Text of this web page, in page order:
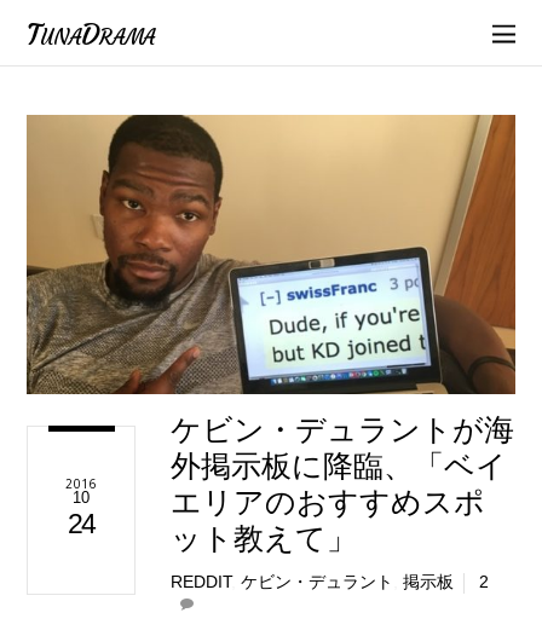
TunaDrama
2016
10
24
ケビン・デュラントが海
外掲示板に降臨、「ベイ
エリアのおすすめスポ
ット教えて」
REDDIT,ケビン・デュラント ,掲示板 2